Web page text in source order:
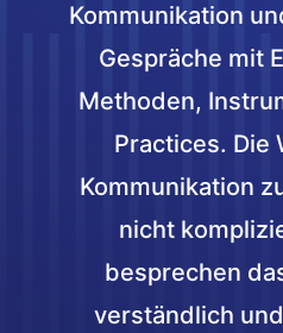
Kommunikation
Gespräche mit
Methoden,
Practices. Die
Kommunikation
nicht
besprechen
verständlich